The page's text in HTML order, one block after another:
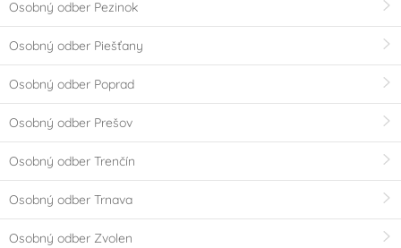
Osobný odber Pezinok
Osobný odber Piešťany
Osobný odber Poprad
Osobný odber Prešov
Osobný odber Trenčín
Osobný odber Trnava
Osobný odber Zvolen